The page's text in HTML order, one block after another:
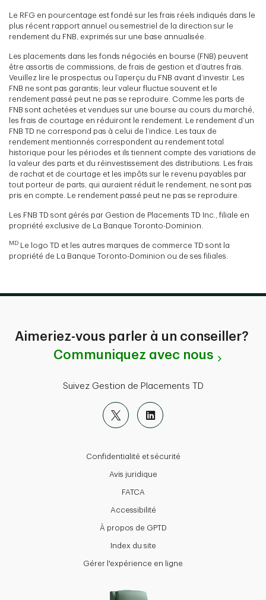
Le RFG en pourcentage est fondé sur les frais réels indiqués dans le
plus récent rapport annuel ou semestriel de la direction sur le
rendement du FNB, exprimés sur une base annualisée.
Les placements dans les fonds négociés en bourse (FNB) peuvent
être assortis de commissions, de frais de gestion et d’autres frais.
Veuillez lire le prospectus ou l’aperçu du FNB avant d’investir. Les
FNB ne sont pas garantis; leur valeur fluctue souvent et le
rendement passé peut ne pas se reproduire. Comme les parts de
FNB sont achetées et vendues sur une bourse au cours du marché,
les frais de courtage en réduiront le rendement. Le rendement d’un
FNB TD ne correspond pas à celui de l’indice. Les taux de
rendement mentionnés correspondent au rendement total
historique pour les périodes et ils tiennent compte des variations de
la valeur des parts et du réinvestissement des distributions. Les frais
de rachat et de courtage et les impôts sur le revenu payables par
tout porteur de parts, qui auraient réduit le rendement, ne sont pas
pris en compte. Le rendement passé peut ne pas se reproduire.
Les FNB TD sont gérés par Gestion de Placements TD Inc., filiale en
propriété exclusive de La Banque Toronto-Dominion.
MD Le logo TD et les autres marques de commerce TD sont la
propriété de La Banque Toronto-Dominion ou de ses filiales.
Aimeriez-vous parler à un conseiller?
Communiquez avec nous
Suivez Gestion de Placements TD
Confidentialité et sécurité
Avis juridique
FATCA
Accessibilité
À propos de GPTD
Index du site
Gérer l'expérience en ligne